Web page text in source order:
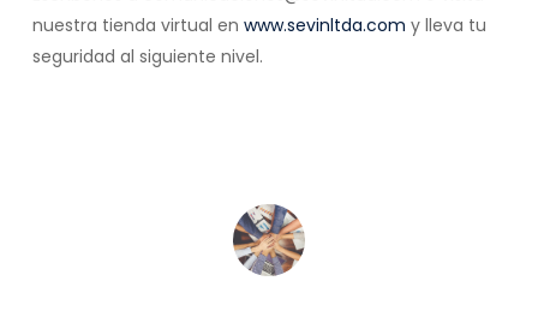
nuestra tienda virtual en www.sevinltda.com y lleva tu
seguridad al siguiente nivel.